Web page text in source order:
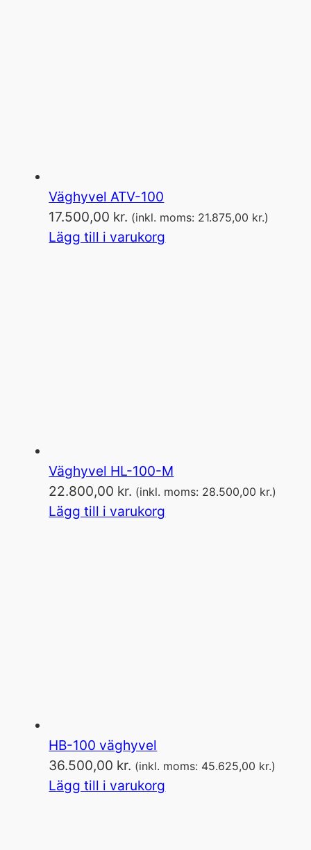
Väghyvel ATV-100
17.500,00 kr. (inkl. moms: 21.875,00 kr.)
Lägg till i varukorg
Väghyvel HL-100-M
22.800,00 kr. (inkl. moms: 28.500,00 kr.)
Lägg till i varukorg
HB-100 väghyvel
36.500,00 kr. (inkl. moms: 45.625,00 kr.)
Lägg till i varukorg